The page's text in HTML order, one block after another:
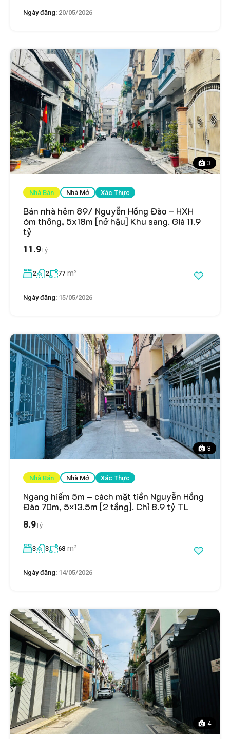
Ngày đăng: 20/05/2026
3
Nhà Bán Nhà Mở Xác Thực
Bán nhà hẻm 89/ Nguyễn Hồng Đào – HXH
6m thông, 5x18m [nở hậu] Khu sang. Giá 11.9
tỷ
11.9Tỷ
2 2 77 m²
Ngày đăng: 15/05/2026
3
Nhà Bán Nhà Mở Xác Thực
Ngang hiếm 5m – cách mặt tiền Nguyễn Hồng
Đào 70m, 5×13.5m [2 tầng]. Chỉ 8.9 tỷ TL
8.9Tỷ
3 3 68 m²
Ngày đăng: 14/05/2026
4